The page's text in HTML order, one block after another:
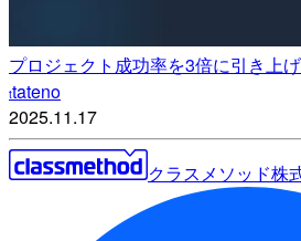
プロジェクト成功率を3倍に引き上
ttateno
2025.11.17
クラスメソッド株